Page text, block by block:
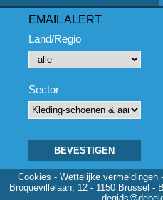
EMAIL ALERT
Land/Regio
Sector
Cookies -Wettelijke vermeldingen
Broquevillelaan, 12 - 1150 Brussel -